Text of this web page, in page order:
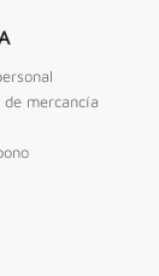
de mercancía